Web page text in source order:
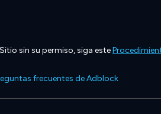
sin su permiso, siga este
frecuentes de Adblock